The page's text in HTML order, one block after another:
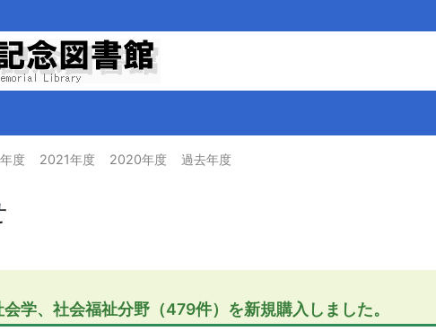
度 2021年度 2020年度 過去年度
学、社会福祉分野（479件）を新規購入しました。